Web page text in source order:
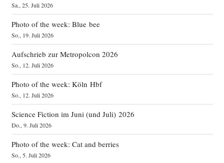
Sa., 25. Juli 2026
Photo of the week: Blue bee
So., 19. Juli 2026
Aufschrieb zur Metropolcon 2026
So., 12. Juli 2026
Photo of the week: Köln Hbf
So., 12. Juli 2026
Science Fiction im Juni (und Juli) 2026
Do., 9. Juli 2026
Photo of the week: Cat and berries
So., 5. Juli 2026